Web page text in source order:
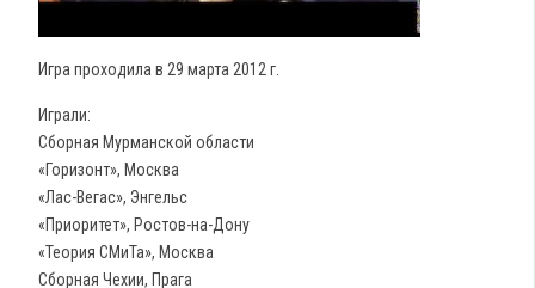
Игра проходила в 29 марта 2012 г.
Играли:
Сборная Мурманской области
«Горизонт», Москва
«Лас-Вегас», Энгельс
«Приоритет», Ростов-на-Дону
«Теория СМиТа», Москва
Сборная Чехии, Прага